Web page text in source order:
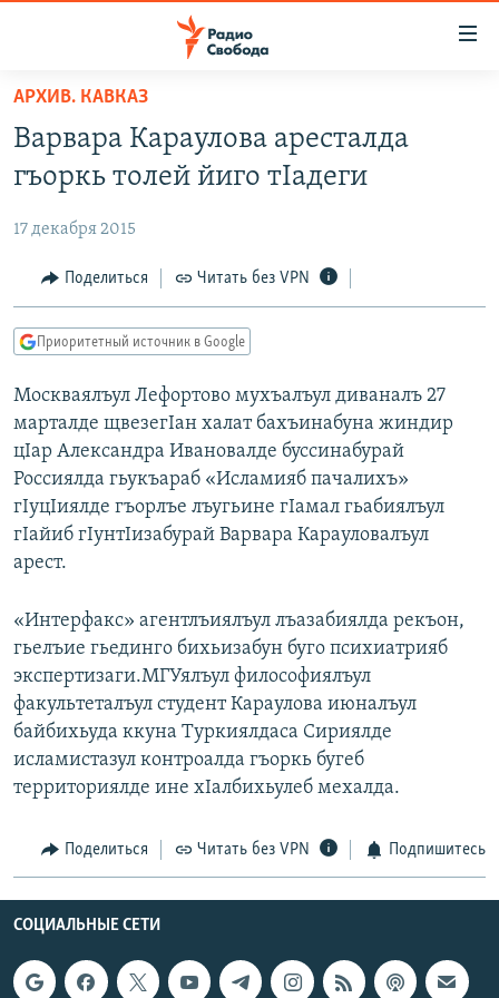
упрощенного
доступа
основному
Вернутся
главной
навигации
Вернутся
поиску
ПОДКАСТЫ
АВТОРСКИЕ ПРОЕКТЫ
ЦИТАТЫ СВОБОДЫ
МНЕНИЯ
IDEL.РЕАЛИИ
КАВКАЗ.РЕАЛИИ
СЕВЕР.РЕАЛИИ
СИБИРЬ.РЕАЛИИ
РАСПИСАНИЕ ВЕЩАНИЯ
ПОДПИШИТЕСЬ НА РАССЫЛКУ
СОЦИАЛЬНЫЕ СЕТИ
Все сайты РСЕ/РС
АРХИВ. КАВКАЗ
Варвара Караулова аресталда
гъоркь толей йиго тIадеги
17 декабря 2015
Поделиться Читать без VPN
Приоритетный источник в Google
Москваялъул Лефортово мухъалъул диваналъ 27
марталде щвезегIан халат бахъинабуна жиндир
цIар Александра Ивановалде буссинабурай
Россиялда гьукъараб «Исламияб пачалихъ»
гIуцIиялде гъорлъе лъугьине гIамал гьабиялъул
гIайиб гIунтIизабурай Варвара Карауловалъул
арест.
«Интерфакс» агентлъиялъул лъазабиялда рекъон,
гьелъие гьединго бихьизабун буго психиатрияб
экспертизаги.МГУялъул философиялъул
факультеталъул студент Караулова июналъул
байбихьуда ккуна Туркиялдаса Сириялде
исламистазул контроалда гъоркь бугеб
территориялде ине хIалбихьулеб мехалда.
Поделиться Читать без VPN Подпишитесь
СОЦИАЛЬНЫЕ СЕТИ